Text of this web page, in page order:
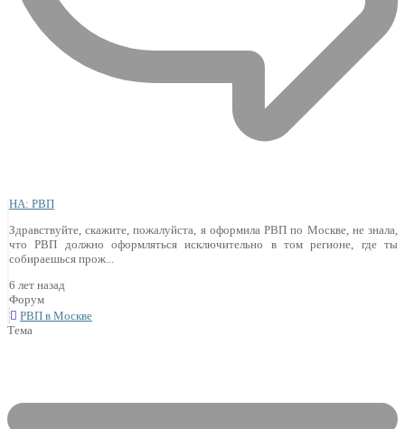
НА: РВП
Здравствуйте, скажите, пожалуйста, я оформила РВП по Москве, не знала,
что РВП должно оформляться исключительно в том регионе, где ты
собираешься прож...
6 лет назад
Форум
РВП в Москве
Тема